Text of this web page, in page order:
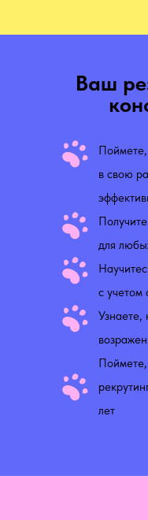
Ваш
Поймете,
в свою
для
с учетом
Узнаете,
Поймете,
лет